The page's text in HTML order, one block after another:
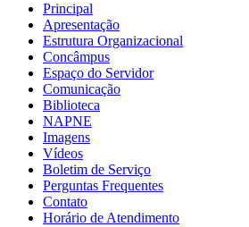
Principal
Apresentação
Estrutura Organizacional
Concâmpus
Espaço do Servidor
Comunicação
Biblioteca
NAPNE
Imagens
Vídeos
Boletim de Serviço
Perguntas Frequentes
Contato
Horário de Atendimento